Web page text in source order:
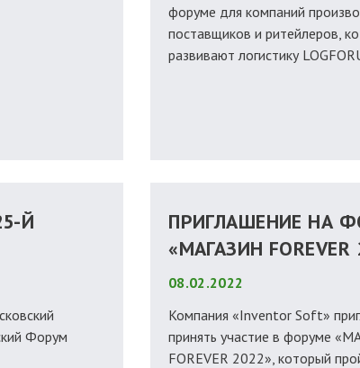
форуме для компаний
поставщиков и ритейлеров,
развивают логистику
Й
Форум
ПРИГЛАШЕНИЕ НА
«МАГАЗИН FOREVER
08.02.2022
Компания «Inventor Soft»
принять участие в форуме
FOREVER 2022», который